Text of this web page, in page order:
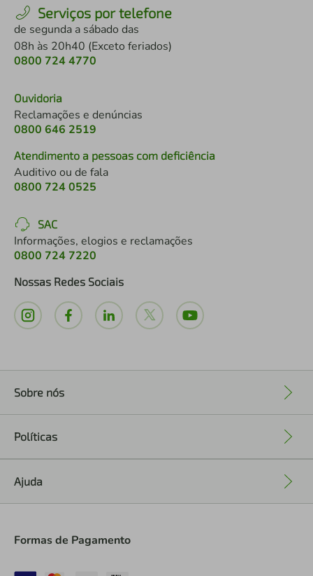
Serviços por telefone
de segunda a sábado das
08h às 20h40 (Exceto feriados)
0800 724 4770
Ouvidoria
Reclamações e denúncias
0800 646 2519
Atendimento a pessoas com deficiência
Auditivo ou de fala
0800 724 0525
SAC
Informações, elogios e reclamações
0800 724 7220
Nossas Redes Sociais
Sobre nós
Políticas
Ajuda
Formas de Pagamento